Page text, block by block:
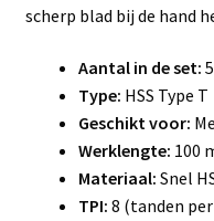
scherp blad bij de hand
Aantal in de set:
Type: HSS Type T
Geschikt voor:
Werklengte: 100
Materiaal: Snel
TPI: 8 (tanden